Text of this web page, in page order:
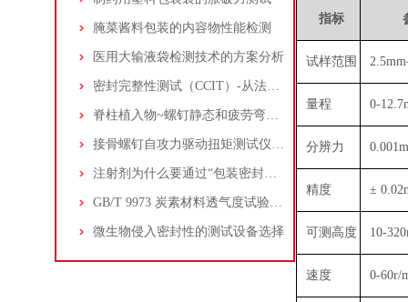
腌菜酱料包装的内容物性能检测
医用大输液袋检测技术的方案分析
密封完整性测试（CCIT）-从法规到生产(中)
脊柱植入物~螺钉静态和疲劳弯曲测试
接骨螺钉自攻力驱动扭矩测试仪的功能特点和测试方法
注射剂为什么要通过“包装密封性”一致性评价?
GB/T 9973 炭素材料透气度试验方法
微生物侵入密封性的测试设备选择
指标
试样范围
量程 0-
分辨力
精度 ±
可测高度 10-
速度 0-60r/